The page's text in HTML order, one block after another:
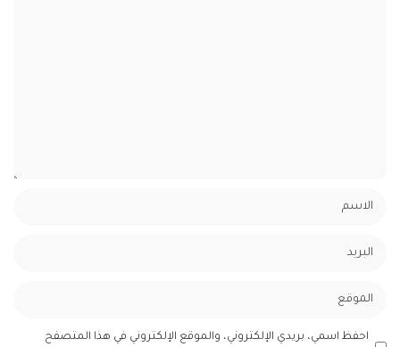
احفظ اسمي، بريدي الإلكتروني، والموقع الإلكتروني في هذا المتصفح